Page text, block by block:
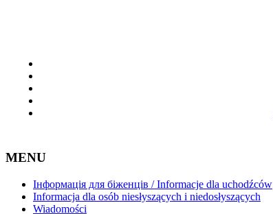
MENU
Інформація для біженців / Informacje dla uchodźców
Informacja dla osób niesłyszących i niedosłyszących
Wiadomości